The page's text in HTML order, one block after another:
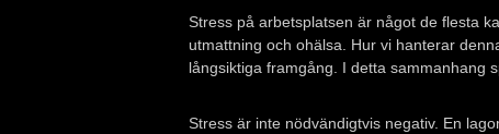
Stress på arbetsplatsen är något de flesta
utmattning och ohälsa. Hur vi hanterar
långsiktiga framgång. I detta sammanhang
Stress är inte nödvändigtvis negativ. En